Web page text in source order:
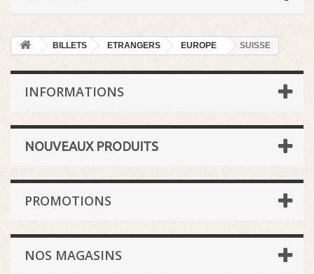
BILLETS ETRANGERS EUROPE SUISSE
INFORMATIONS
NOUVEAUX PRODUITS
PROMOTIONS
NOS MAGASINS